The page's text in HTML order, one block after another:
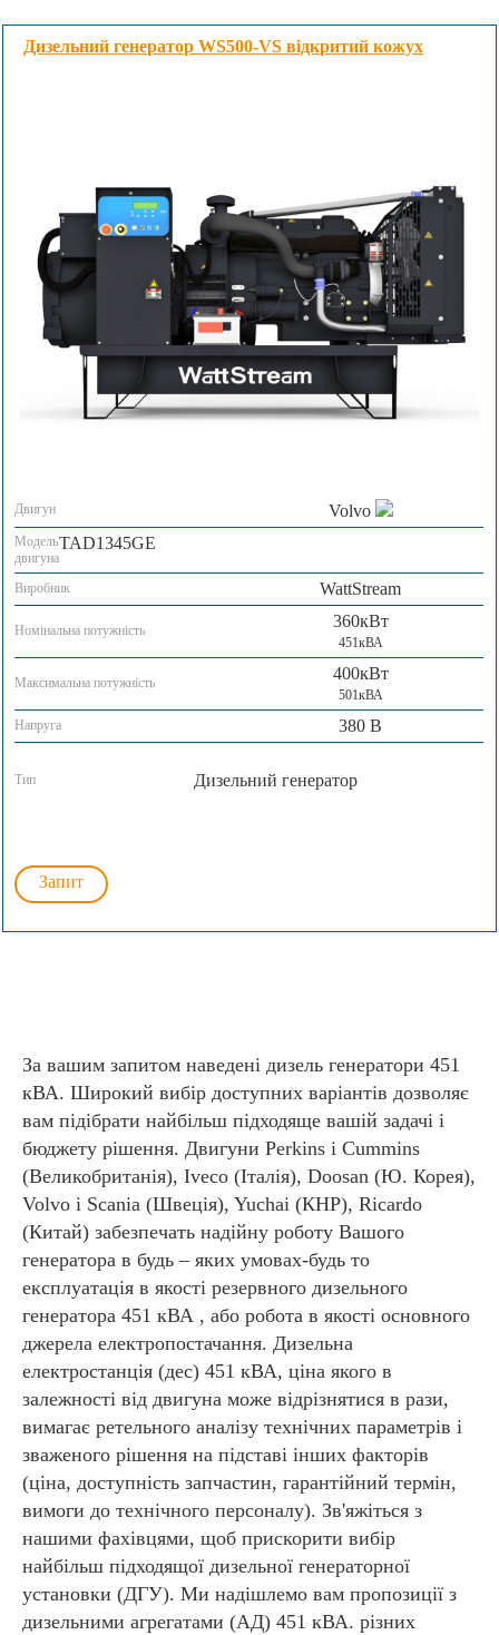
Дизельний генератор WS500-VS відкритий кожух
Двигун Volvo
Модель
двигуна
TAD1345GE
Виробник WattStream
Номінальна потужність 360кВт
451кВА
Максимальна потужність 400кВт
501кВА
Напруга
380 В
Тип Дизельний генератор
Запит
За вашим запитом наведені дизель генератори 451
кВА. Широкий вибір доступних варіантів дозволяє
вам підібрати найбільш підходяще вашій задачі і
бюджету рішення. Двигуни Perkins і Cummins
(Великобританія), Iveco (Італія), Doosan (Ю. Корея),
Volvo і Scania (Швеція), Yuchai (КНР), Ricardo
(Китай) забезпечать надійну роботу Вашого
генератора в будь – яких умовах-будь то
експлуатація в якості резервного дизельного
генератора 451 кВА , або робота в якості основного
джерела електропостачання. Дизельна
електростанція (дес) 451 кВА, ціна якого в
залежності від двигуна може відрізнятися в рази,
вимагає ретельного аналізу технічних параметрів і
зваженого рішення на підставі інших факторів
(ціна, доступність запчастин, гарантійний термін,
вимоги до технічного персоналу). Зв'яжіться з
нашими фахівцями, щоб прискорити вибір
найбільш підходящої дизельної генераторної
установки (ДГУ). Ми надішлемо вам пропозиції з
дизельними агрегатами (АД) 451 кВА. різних